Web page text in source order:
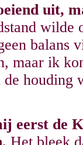
uit,
wilde
balans
maar ik
houding
eerst de